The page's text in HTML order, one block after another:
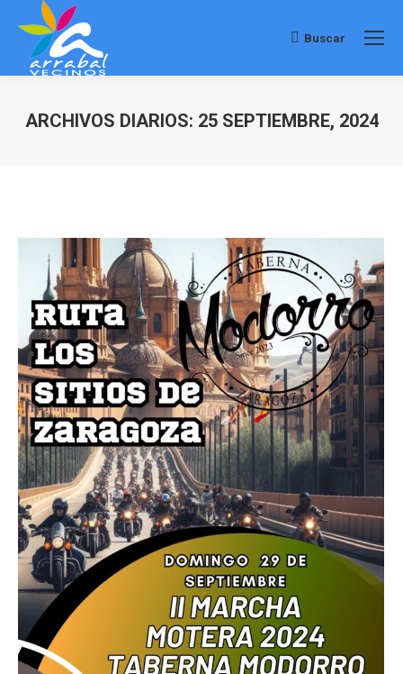
Buscar:
Buscar
ARCHIVOS DIARIOS: 25 SEPTIEMBRE, 2024